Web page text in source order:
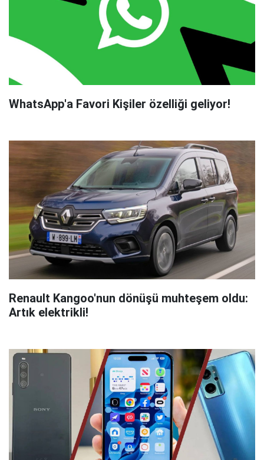
WhatsApp'a Favori Kişiler özelliği geliyor!
Renault Kangoo'nun dönüşü muhteşem oldu:
Artık elektrikli!